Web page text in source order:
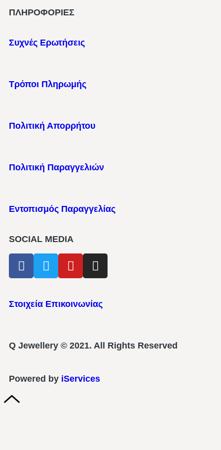
ΠΛΗΡΟΦΟΡΙΕΣ
Συχνές Ερωτήσεις
Τρόποι Πληρωμής
Πολιτική Απορρήτου
Πολιτική Παραγγελιών
Εντοπισμός Παραγγελίας
SOCIAL MEDIA
Στοιχεία Επικοινωνίας
Q Jewellery © 2021. All Rights Reserved
Powered by iServices